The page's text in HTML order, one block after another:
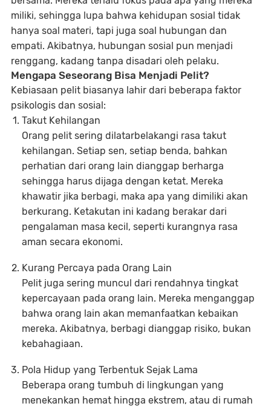
miliki, sehingga lupa bahwa kehidupan sosial tidak
hanya soal materi, tapi juga soal hubungan dan
empati. Akibatnya, hubungan sosial pun menjadi
renggang, kadang tanpa disadari oleh pelaku.
Mengapa Seseorang Bisa Menjadi Pelit?
Kebiasaan pelit biasanya lahir dari beberapa faktor
psikologis dan sosial:
Takut Kehilangan
Orang pelit sering dilatarbelakangi rasa takut
kehilangan. Setiap sen, setiap benda, bahkan
perhatian dari orang lain dianggap berharga
sehingga harus dijaga dengan ketat. Mereka
khawatir jika berbagi, maka apa yang dimiliki akan
berkurang. Ketakutan ini kadang berakar dari
pengalaman masa kecil, seperti kurangnya rasa
aman secara ekonomi.
Kurang Percaya pada Orang Lain
Pelit juga sering muncul dari rendahnya tingkat
kepercayaan pada orang lain. Mereka menganggap
bahwa orang lain akan memanfaatkan kebaikan
mereka. Akibatnya, berbagi dianggap risiko, bukan
kebahagiaan.
Pola Hidup yang Terbentuk Sejak Lama
Beberapa orang tumbuh di lingkungan yang
menekankan hemat hingga ekstrem, atau di rumah